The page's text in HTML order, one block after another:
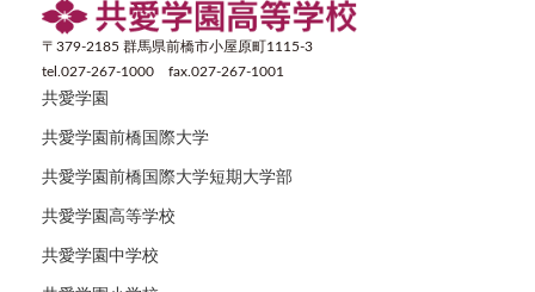
〒379-2185 群馬県前橋市小屋原町1115-3
tel.027-267-1000 fax.027-267-1001
共愛学園
共愛学園前橋国際大学
共愛学園前橋国際大学短期大学部
共愛学園高等学校
共愛学園中学校